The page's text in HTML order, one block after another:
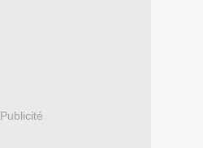
Publicité